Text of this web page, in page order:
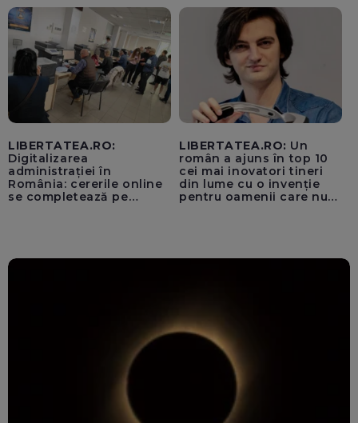
pentru instaurarea
„cenzurii” pe platforma X
LIBERTATEA.RO:
Digitalizarea
administrației în
România: cererile online
se completează pe
LIBERTATEA.RO: Un
român a ajuns în top 10
cei mai inovatori tineri
din lume cu o invenție
pentru oamenii care nu